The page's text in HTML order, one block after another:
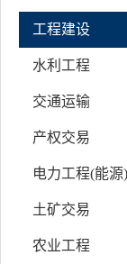
工程建设
水利工程
交通运输
产权交易
电力工程(能源)
土矿交易
农业工程